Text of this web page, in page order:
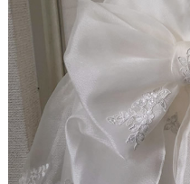
【ドレスリメイク】レ
チュアドレス
【ドレスリメイク】ラ
ード
【ドレスリメイク】セ